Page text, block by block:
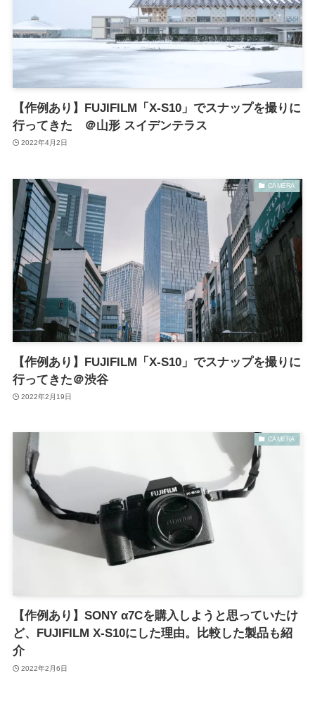
【作例あり】FUJIFILM「X-S10」でスナップを撮りに
行ってきた ＠山形 スイデンテラス
2022年4月2日
CAMERA
【作例あり】FUJIFILM「X-S10」でスナップを撮りに
行ってきた＠渋谷
2022年2月19日
CAMERA
【作例あり】SONY α7Cを購入しようと思っていたけ
ど、FUJIFILM X-S10にした理由。比較した製品も紹
介
2022年2月6日